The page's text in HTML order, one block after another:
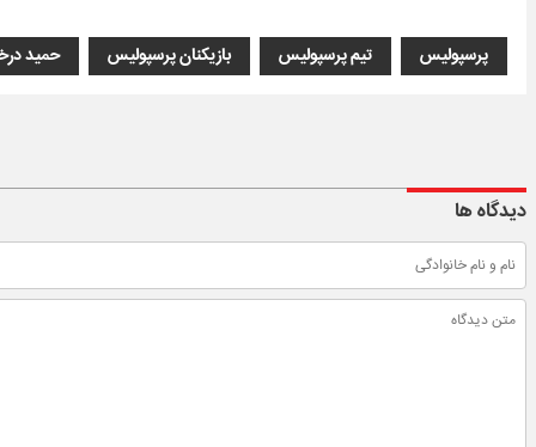
پرسپولیس تیم پرسپولیس بازیکنان پرسپولیس حمید
دیدگاه ها